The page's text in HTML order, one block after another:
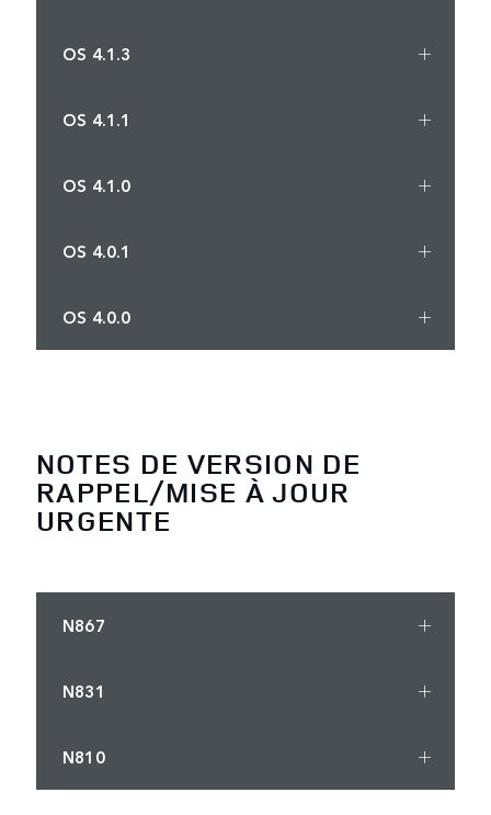
OS 4.1.3
OS 4.1.1
OS 4.1.0
OS 4.0.1
OS 4.0.0
NOTES DE VERSION DE
RAPPEL/MISE À JOUR
URGENTE
N867
N831
N810